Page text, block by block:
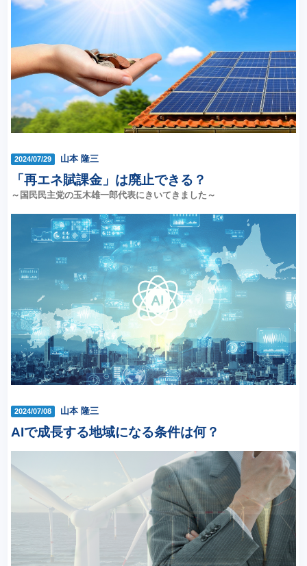
2024/07/29 山本 隆三
「再エネ賦課金」は廃止できる？
～国民民主党の玉木雄一郎代表にきいてきました～
2024/07/08 山本 隆三
AIで成長する地域になる条件は何？